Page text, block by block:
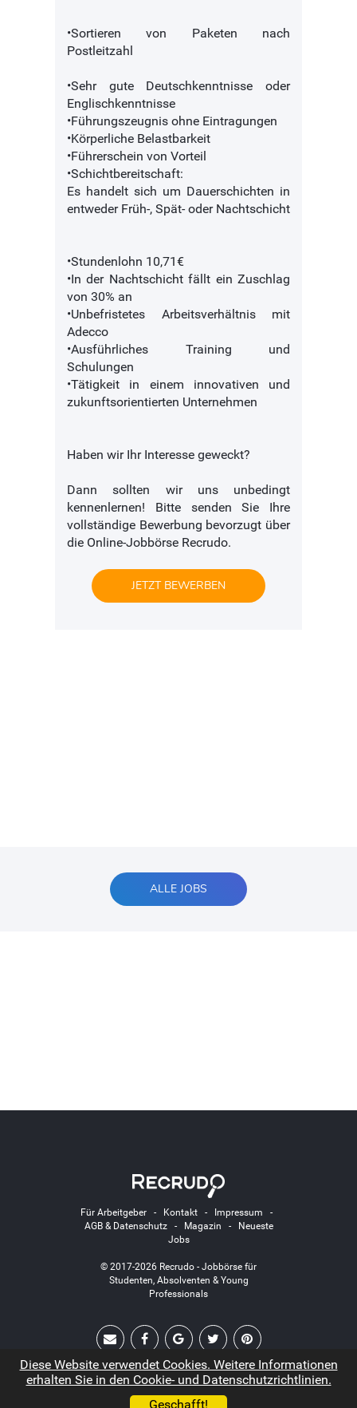
•Sortieren von Paketen nach
Postleitzahl
•Sehr gute Deutschkenntnisse oder
Englischkenntnisse
•Führungszeugnis ohne Eintragungen
•Körperliche Belastbarkeit
•Führerschein von Vorteil
•Schichtbereitschaft:
Es handelt sich um Dauerschichten in
entweder Früh-, Spät- oder Nachtschicht
•Stundenlohn 10,71€
•In der Nachtschicht fällt ein Zuschlag
von 30% an
•Unbefristetes Arbeitsverhältnis mit
Adecco
•Ausführliches Training und
Schulungen
•Tätigkeit in einem innovativen und
zukunftsorientierten Unternehmen
Haben wir Ihr Interesse geweckt?
Dann sollten wir uns unbedingt
kennenlernen! Bitte senden Sie Ihre
vollständige Bewerbung bevorzugt über
die Online-Jobbörse Recrudo.
JETZT BEWERBEN
ALLE JOBS
Für Arbeitgeber- Kontakt- Impressum -
AGB & Datenschutz- Magazin -
Neueste
Jobs
© 2017-2026 Recrudo - Jobbörse für
Studenten, Absolventen & Young
Professionals
Diese Website verwendet Cookies. Weitere Informationen
erhalten Sie in den Cookie- und Datenschutzrichtlinien.
Geschafft!